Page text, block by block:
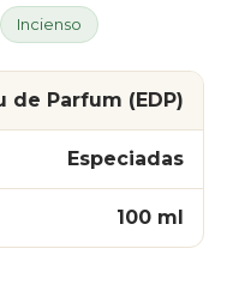
Incienso
de Parfum (EDP)
Especiadas
100 ml